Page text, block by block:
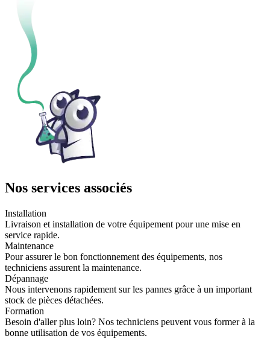
Nos services associés
Installation
Livraison et installation de votre équipement pour une mise en
service rapide.
Maintenance
Pour assurer le bon fonctionnement des équipements, nos
techniciens assurent la maintenance.
Dépannage
Nous intervenons rapidement sur les pannes grâce à un important
stock de pièces détachées.
Formation
Besoin d'aller plus loin? Nos techniciens peuvent vous former à la
bonne utilisation de vos équipements.